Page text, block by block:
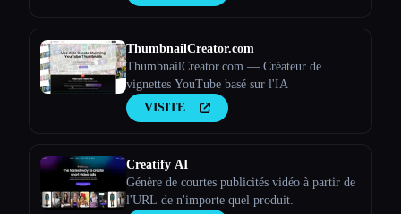
ThumbnailCreator.com
ThumbnailCreator.com — Créateur de
vignettes YouTube basé sur l'IA
VISITE
Creatify AI
Génère de courtes publicités vidéo à partir de
l'URL de n'importe quel produit.